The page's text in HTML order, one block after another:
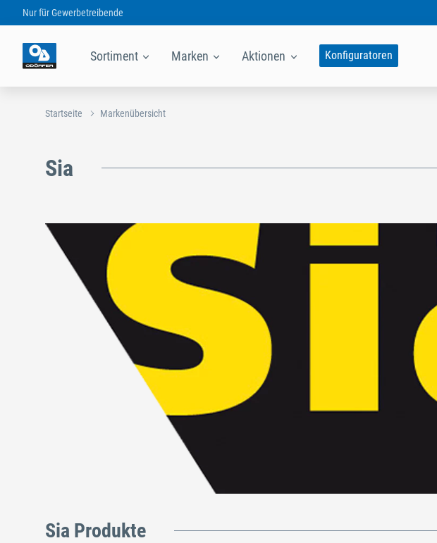
Nur fürGewerbetreibende
Sortiment Marken Aktionen Konfiguratoren
Startseite Markenübersicht
Sia
Sia Produkte